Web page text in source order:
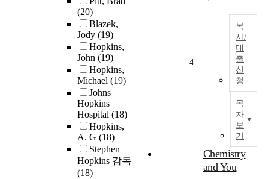
(20)
Blazek,
Jody (19)
Hopkins,
John (19)
Hopkins,
Michael (19)
Johns
Hopkins
Hospital (18)
Hopkins,
A. G (18)
Stephen
Hopkins 감독
(18)
복
사/
대
출
신
청
목
차
보
기
4
Chemistry
and You